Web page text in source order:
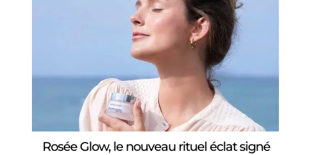
Rosée Glow, le nouveau rituel éclat signé